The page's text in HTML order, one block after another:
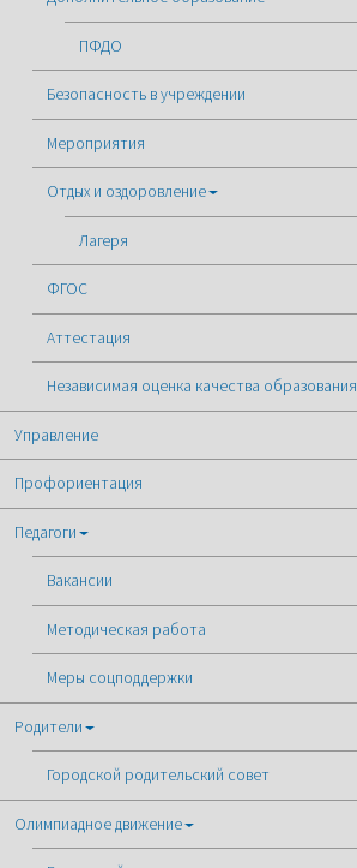
ПФДО
Безопасность в учреждении
Мероприятия
Отдых и оздоровление
Лагеря
ФГОС
Аттестация
Независимая оценка качества образования
Управление
Профориентация
Педагоги
Вакансии
Методическая работа
Меры соцподдержки
Родители
Городской родительский совет
Олимпиадное движение